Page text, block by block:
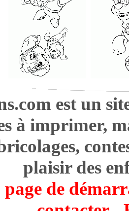
est un
à imprimer,
plaisir des
de